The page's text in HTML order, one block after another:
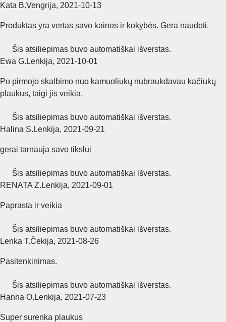
Kata B.Vengrija, 2021‑10‑13
Produktas yra vertas savo kainos ir kokybės. Gera naudoti.
Šis atsiliepimas buvo automatiškai išverstas.
Ewa G. Lenkija, 2021‑10‑01
Po pirmojo skalbimo nuo kamuoliukų nubraukdavau kačiukų
plaukus, taigi jis veikia.
Šis atsiliepimas buvo automatiškai išverstas.
Halina S. Lenkija, 2021‑09‑21
gerai tarnauja savo tikslui
Šis atsiliepimas buvo automatiškai išverstas.
RENATA Z. Lenkija, 2021‑09‑01
Paprasta ir veikia
Šis atsiliepimas buvo automatiškai išverstas.
Lenka T.Čekija, 2021‑08‑26
Pasitenkinimas.
Šis atsiliepimas buvo automatiškai išverstas.
Hanna O. Lenkija, 2021‑07‑23
Super surenka plaukus